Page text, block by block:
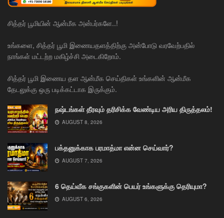
சித்தர் பூமியின் ஆன்மீக அன்பர்களே..!
உங்களை, சித்தர் பூமி இணையதளத்திற்கு அன்போடு வரவேற்பதில்
நாங்கள் மட்டற்ற மகிழ்ச்சி அடைகிறோம்.
சித்தர் பூமி இணைய தள ஆன்மீக செய்திகள் உங்களின் ஆன்மீக
தேடலுக்கு ஒரு படிக்கட்டாக இருக்கும்.
நஷ்டங்கள் தீரவும் தரிசிக்க வேண்டிய அரிய திருத்தலம்!
AUGUST 8, 2026
பக்தனுக்காக பரமாத்மா என்ன செய்வார்?
AUGUST 7, 2026
6 தெய்வீக சங்குகளின் பெயர் உங்களுக்கு தெரியுமா?
AUGUST 6, 2026